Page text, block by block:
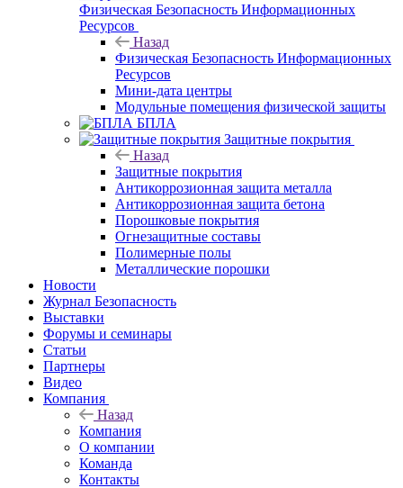
Физическая Безопасность Информационных
Ресурсов
Назад
Физическая Безопасность Информационных
Ресурсов
Мини-дата центры
Модульные помещения физической защиты
БПЛА
Защитные покрытия
Назад
Защитные покрытия
Антикоррозионная защита металла
Антикоррозионная защита бетона
Порошковые покрытия
Огнезащитные составы
Полимерные полы
Металлические порошки
Новости
Журнал Безопасность
Выставки
Форумы и семинары
Статьи
Партнеры
Видео
Компания
Назад
Компания
О компании
Команда
Контакты